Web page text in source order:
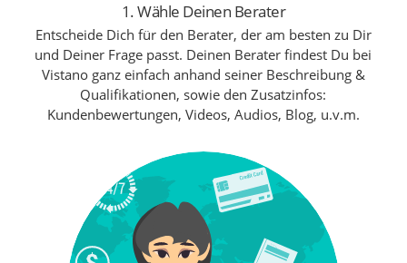
1. Wähle Deinen Berater
Entscheide Dich für den Berater, der am besten zu Dir
und Deiner Frage passt. Deinen Berater findest Du bei
Vistano ganz einfach anhand seiner Beschreibung &
Qualifikationen, sowie den Zusatzinfos:
Kundenbewertungen, Videos, Audios, Blog, u.v.m.